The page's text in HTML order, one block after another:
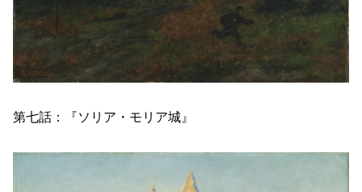
第七話：『ソリア・モリア城』